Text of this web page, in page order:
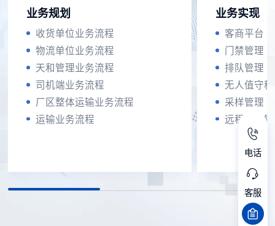
业务规划
收货单位业务流程
物流单位业务流程
天和管理业务流程
司机端业务流程
厂区整体运输业务流程
运输业务流程
业务实现
客商平台
门禁管理
排队管理
无人值守
采样管理
远程集中
电话
客服